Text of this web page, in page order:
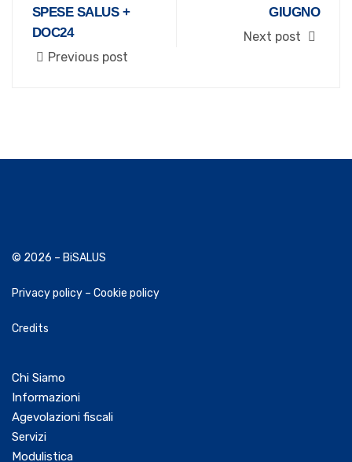
SPESE SALUS +
DOC24
Previous post
GIUGNO
Next post
© 2026 – BiSALUS
Privacy policy – Cookie policy
Credits
Chi Siamo
Informazioni
Agevolazioni fiscali
Servizi
Modulistica